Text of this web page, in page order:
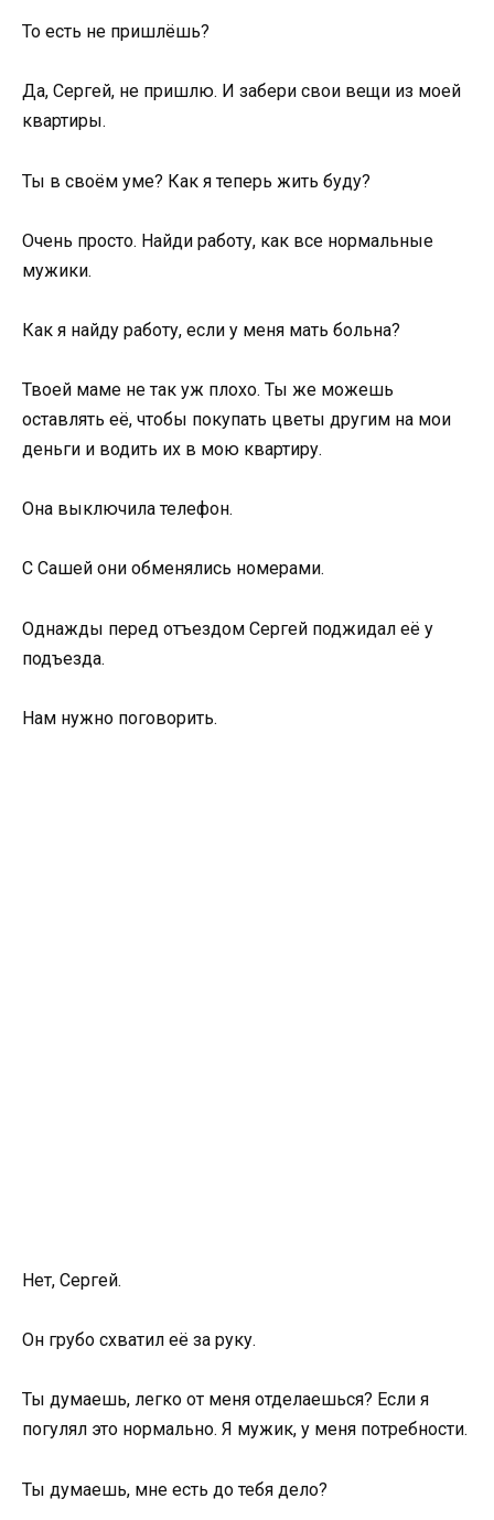
То есть не пришлёшь?
Да, Сергей, не пришлю. И забери свои вещи из моей
квартиры.
Ты в своём уме? Как я теперь жить буду?
Очень просто. Найди работу, как все нормальные
мужики.
Как я найду работу, если у меня мать больна?
Твоей маме не так уж плохо. Ты же можешь
оставлять её, чтобы покупать цветы другим на мои
деньги и водить их в мою квартиру.
Она выключила телефон.
С Сашей они обменялись номерами.
Однажды перед отъездом Сергей поджидал её у
подъезда.
Нам нужно поговорить.
Нет, Сергей.
Он грубо схватил её за руку.
Ты думаешь, легко от меня отделаешься? Если я
погулял это нормально. Я мужик, у меня потребности.
Ты думаешь, мне есть до тебя дело?